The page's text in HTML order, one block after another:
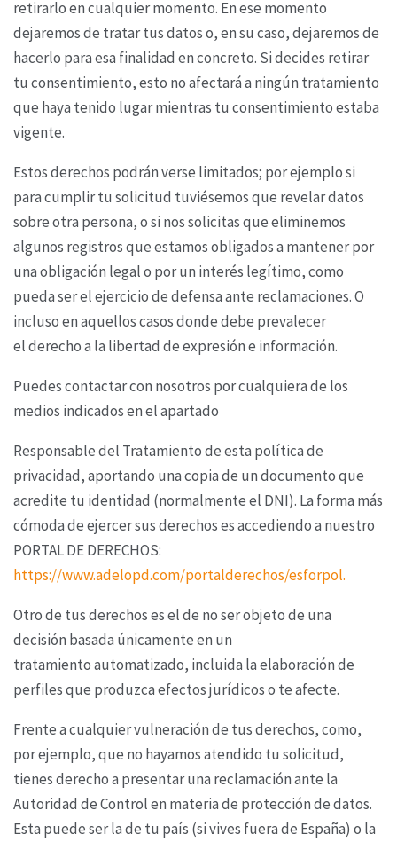
retirarlo en cualquier momento. En ese momento
dejaremos de tratar tus datos o, en su caso, dejaremos de
hacerlo para esa finalidad enconcreto. Si decides retirar
tu consentimiento, esto no afectará a ningún tratamiento
que haya tenido lugar mientras tu consentimiento estaba
vigente.
Estos derechos podrán verse limitados; por ejemplo si
para cumplir tu solicitud tuviésemos que revelar datos
sobre otra persona, o si nos solicitas que eliminemos
algunos registros que estamosobligados a mantener por
una obligación legal o por un interés legítimo, como
pueda ser elejercicio de defensa ante reclamaciones. O
incluso en aquellos casos donde debe prevalecer
elderecho a la libertad de expresión e información.
Puedes contactar con nosotros por cualquiera de los
medios indicados en el apartado
Responsable del Tratamiento de esta política de
privacidad, aportando una copia de un documentoque
acredite tu identidad (normalmente el DNI). La forma más
cómoda de ejercer sus derechos esaccediendo a nuestro
PORTAL DE DERECHOS:
https://www.adelopd.com/portalderechos/esforpol.
Otro de tus derechos es el de no ser objeto de una
decisión basada únicamente en un
tratamientoautomatizado, incluida la elaboración de
perfiles que produzca efectos jurídicos o te afecte.
Frente a cualquier vulneración de tus derechos, como,
por ejemplo, que no hayamos atendido tu solicitud,
tienes derecho a presentar una reclamación ante la
Autoridad de Control en materia de protección de datos.
Esta puede ser la de tu país (si vives fuera de España) o la